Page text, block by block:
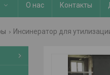
О нас Контакты
Инсинератор для